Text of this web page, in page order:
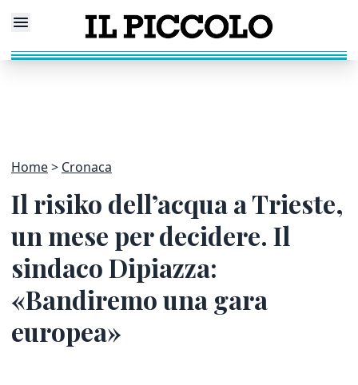
Home Cronaca
Il risiko dell’acqua a Trieste,
un mese per decidere. Il
sindaco Dipiazza:
«Bandiremo una gara
europea»